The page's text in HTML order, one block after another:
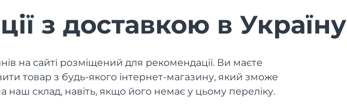
з доставкою в Україну
на сайті розміщений для рекомендації. Ви маєте
товар з будь-якого інтернет-магазину, який зможе
наш склад, навіть, якщо його немає у цьому переліку.